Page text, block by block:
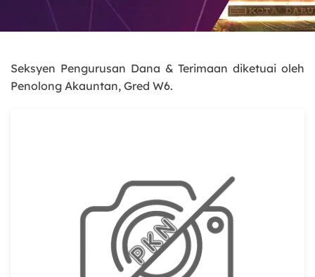
Seksyen Pengurusan Dana & Terimaan diketuai oleh
Penolong Akauntan, Gred W6.